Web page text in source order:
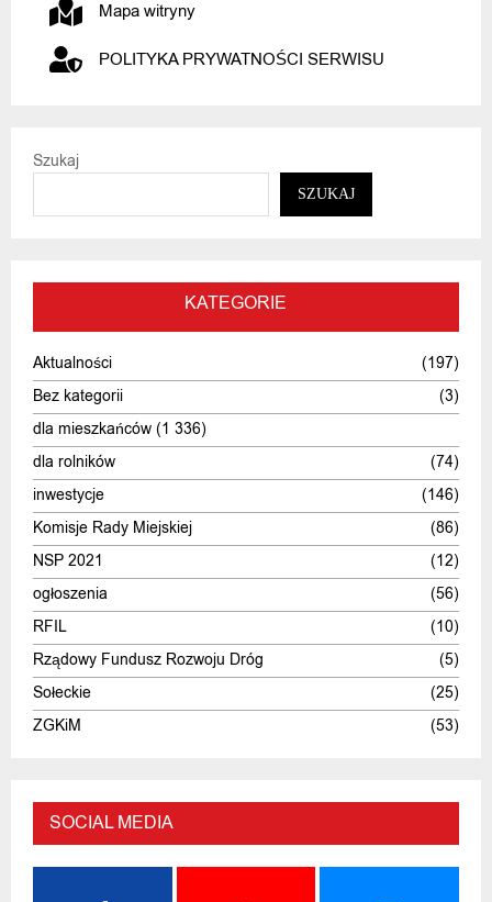
Mapa witryny
POLITYKA PRYWATNOŚCI SERWISU
Szukaj
SZUKAJ
KATEGORIE
Aktualności
(197)
Bez kategorii
(3)
dla mieszkańców (1 336)
dla rolników
(74)
inwestycje
(146)
Komisje Rady Miejskiej
(86)
NSP 2021
(12)
ogłoszenia
(56)
RFIL
(10)
Rządowy Fundusz Rozwoju Dróg
(5)
Sołeckie
(25)
ZGKiM
(53)
SOCIAL MEDIA